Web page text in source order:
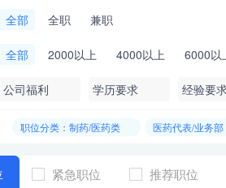
全部 全职 兼职
全部 2000以上 4000以上 6000以
公司福利 学历要求 经验要
职位分类：制药/医药类 医药代表/业务部
紧急职位 推荐职位